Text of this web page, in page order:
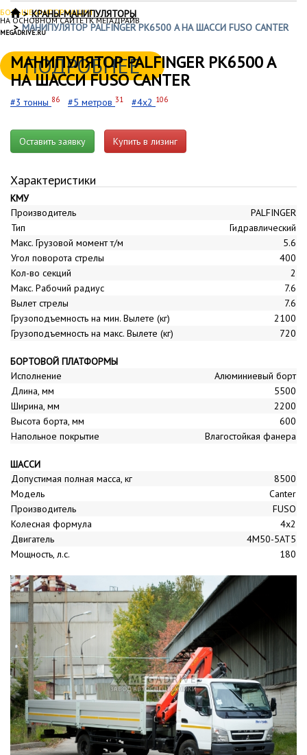
БОЛЬШЕ ИНФОРМАЦИИ
НА ОСНОВНОМ САЙТЕ ГК МЕГАДРАЙВ
MEGADRIVE.RU
ПОДРОБНЕЕ
КРАНЫ-МАНИПУЛЯТОРЫ
МАНИПУЛЯТОР PALFINGER PK6500 A НА ШАССИ FUSO CANTER
МАНИПУЛЯТОР PALFINGER PK6500 A
НА ШАССИ FUSO CANTER
#3 тонны 86 #5 метров 31 #4x2 106
Оставить заявку Купить в лизинг
Характеристики
КМУ
Производитель
PALFINGER
Тип
Гидравлический
Макс. Грузовой момент т/м
5.6
Угол поворота стрелы
400
Кол-во секций
2
Макс. Рабочий радиус
7.6
Вылет стрелы
7.6
Грузоподъемность на мин. Вылете (кг)
2100
Грузоподъемность на макс. Вылете (кг)
720
БОРТОВОЙ ПЛАТФОРМЫ
Исполнение
Алюминиевый борт
Длина, мм
5500
Ширина, мм
2200
Высота борта, мм
600
Напольное покрытие
Влагостойкая фанера
ШАССИ
Допустимая полная масса, кг
8500
Модель
Canter
Производитель
FUSO
Колесная формула
4x2
Двигатель
4M50-5AT5
Мощность, л.с.
180